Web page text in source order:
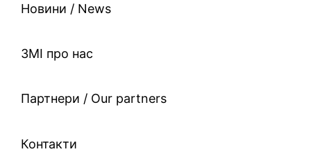
Новини / News
ЗМІ про нас
Партнери / Our partners
Контакти